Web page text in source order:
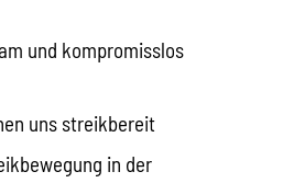
und kompromisslos
uns streikbereit
in der